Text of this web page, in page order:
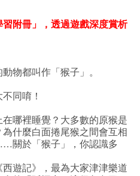
習附冊」，透過遊戲深度賞析
物都叫作「猴子」。
同唷！
哪裡睡覺？大多數的原猴是
什麼白面捲尾猴之間會互相
關於「猴子」，你認識多
遊記》，最為大家津津樂道